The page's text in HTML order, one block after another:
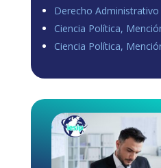
Derecho Administrativo
Ciencia Política,
Ciencia Política,